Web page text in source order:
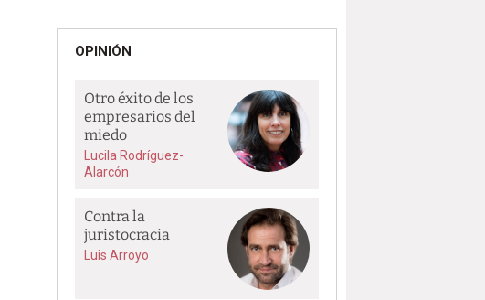
OPINIÓN
Otro éxito de los
empresarios del
miedo
Lucila Rodríguez-
Alarcón
Contra la
juristocracia
Luis Arroyo